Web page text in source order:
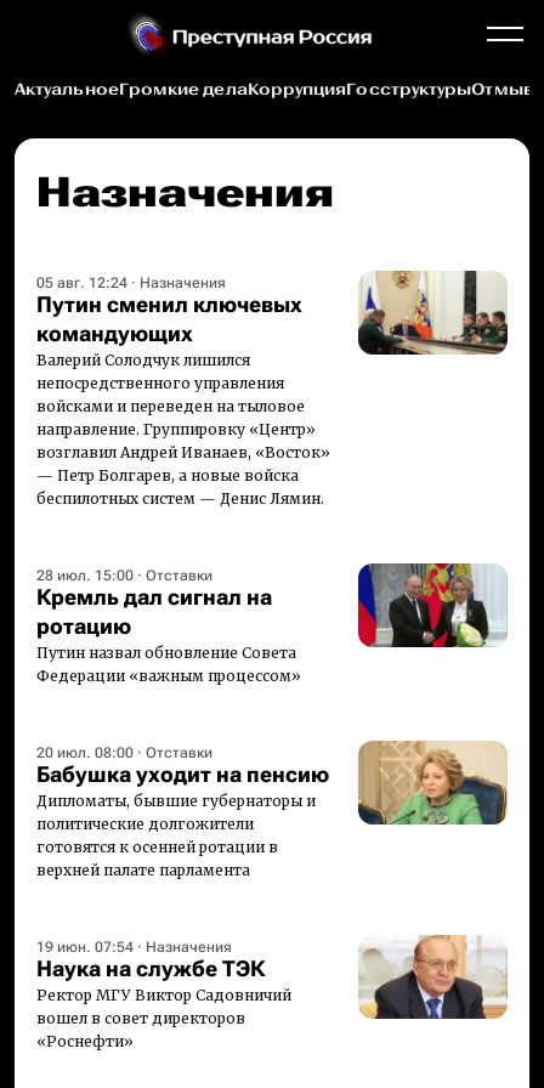
АктуальноеГромкие делаКоррупцияГосструктуры
Назначения
05 авг. 12:24 · Назначения
Путин сменил ключевых
командующих
Валерий Солодчук лишился
непосредственного управления
войсками и переведен на тыловое
направление. Группировку «Центр»
возглавил Андрей Иванаев, «Восток»
— Петр Болгарев, а новые войска
беспилотных систем — Денис Лямин.
28 июл. 15:00 · Отставки
Кремль дал сигнал на
ротацию
Путин назвал обновление Совета
Федерации «важным процессом»
20 июл. 08:00 · Отставки
Бабушка уходит на пенсию
Дипломаты, бывшие губернаторы и
политические долгожители
готовятся к осенней ротации в
верхней палате парламента
19 июн. 07:54 · Назначения
Наука на службе ТЭК
Ректор МГУ Виктор Садовничий
вошел в совет директоров
«Роснефти»